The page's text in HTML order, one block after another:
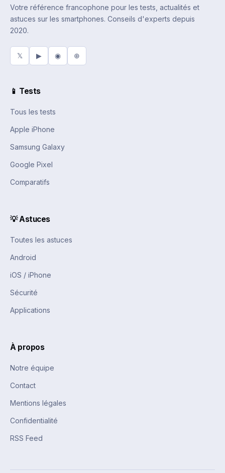
Votre référence francophone pour les tests, actualités et
astuces sur les smartphones. Conseils d'experts depuis
2020.
𝕏 ▶ ◉ ⊕
📱 Tests
Tous les tests
Apple iPhone
Samsung Galaxy
Google Pixel
Comparatifs
💡 Astuces
Toutes les astuces
Android
iOS / iPhone
Sécurité
Applications
À propos
Notre équipe
Contact
Mentions légales
Confidentialité
RSS Feed